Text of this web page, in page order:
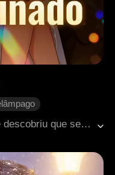
No dia do casamento, Katherine descobriu que seu noivo, Alan, estava prestes a se casar com outra mulher. Como se isso não bastasse, uma série de acontecimentos dolorosos a atingiu, incluindo ser explorada pela família de Alan, traída pela melhor amiga e sobrecarregada com dívidas. Nesse momento, um velho apareceu, oferecendo uma boa quantia em dinheiro e uma prosposta a ela. Diante da zombaria dos presentes, Jonny, neto do velho, obedeceu às instruções do avô e concordou em se casar com Katherine. Vendo-a como uma interesseira que enganou seu avô, Jonny escondeu sua verdadeira identidade como magnata e morou com ela. Mas com o tempo, ele gradualmente se apaixonou por ela...